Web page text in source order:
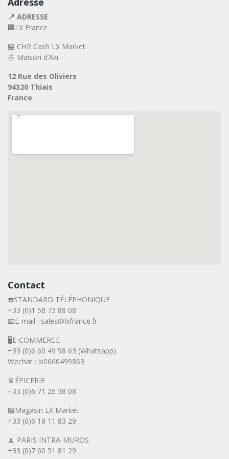
📍 ADRESSE
🏢LX France
🏪 CHR Cash LX Market
🍜 Maison d’Aki
12 Rue des Oliviers
94320 Thiais
France
Contact
☎️STANDARD TÉLÉPHONIQUE
+33 (0)1 58 73 88 08
📧E-mail : sales@lxfrance.fr
🖥️E-COMMERCE
+33 (0)6 60 49 98 63 (Whatsapp)
Wechat : lx0660499863
🥫ÉPICERIE
+33 (0)6 71 25 38 08
🏪Magasin LX Market
+33 (0)6 18 11 83 29
🗼 PARIS INTRA-MUROS
+33 (0)7 60 51 81 29